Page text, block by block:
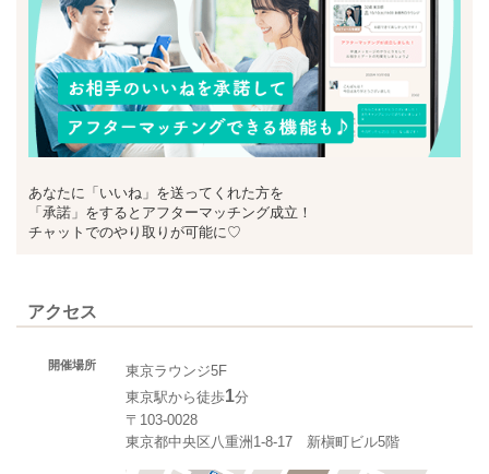
あなたに「いいね」を送ってくれた方を
「承諾」をするとアフターマッチング成立！
チャットでのやり取りが可能に♡
アクセス
開催場所
東京ラウンジ5F
東京駅から徒歩1分
〒103-0028
東京都中央区八重洲1-8-17 新槇町ビル5階